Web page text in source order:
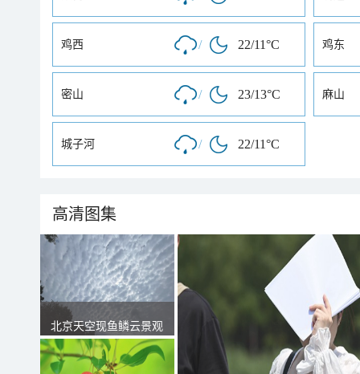
鸡西 / 22/11°C 鸡东
密山 / 23/13°C 麻山
城子河 / 22/11°C
高清图集
北京天空现鱼鳞云景观